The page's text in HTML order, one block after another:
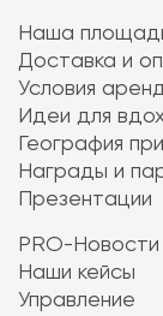
Наша
Доставка и
Условия
Идеи для
География
Награды и
Презентации
PRO-Новости
Наши кейсы
Управление